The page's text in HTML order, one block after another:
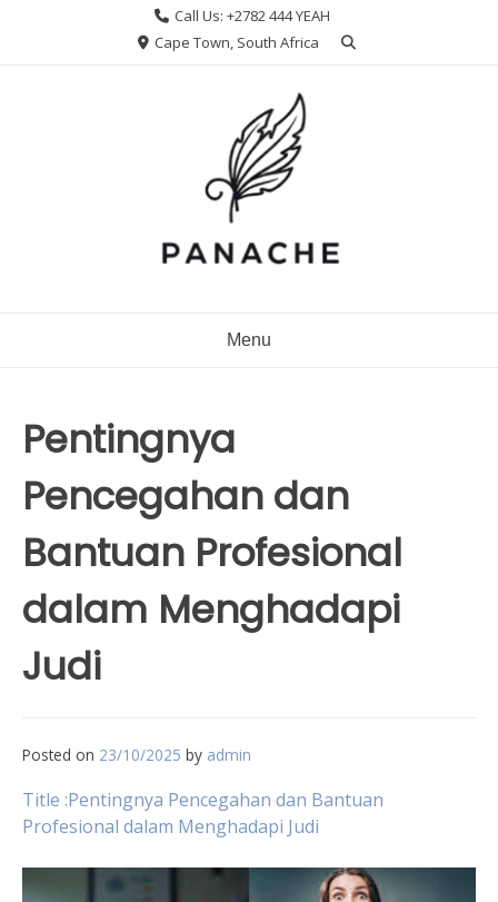
Call Us: +2782 444 YEAH
Cape Town, South Africa
Menu
Pentingnya
Pencegahan dan
Bantuan Profesional
dalam Menghadapi
Judi
Posted on 23/10/2025 by admin
Title :Pentingnya Pencegahan dan Bantuan
Profesional dalam Menghadapi Judi